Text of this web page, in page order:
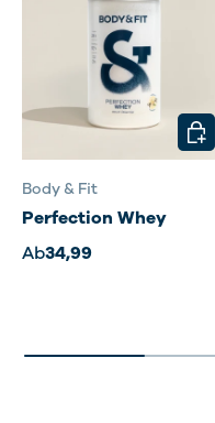
Body & Fit
Perfection Whey
Ab34,99